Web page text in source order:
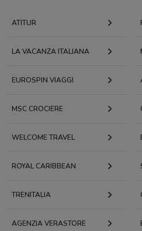
ATITUR
LA VACANZA ITALIANA
EUROSPIN VIAGGI
MSC CROCIERE
WELCOME TRAVEL
ROYAL CARIBBEAN
TRENITALIA
AGENZIA VERASTORE